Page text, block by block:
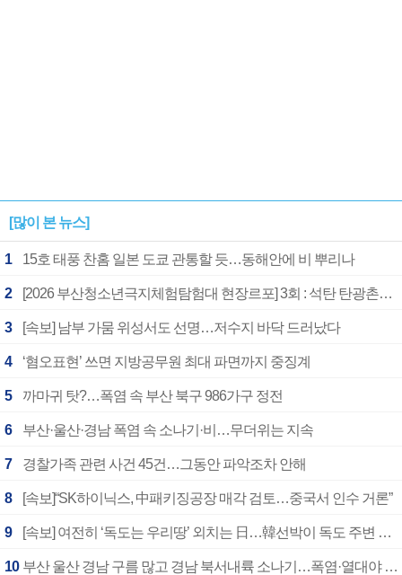
[많이 본 뉴스]
1 15호 태풍 찬홈 일본 도쿄 관통할 듯…동해안에 비 뿌리나
2 [2026 부산청소년극지체험탐험대 현장르포] 3회 : 석탄 탄광촌에서 북극 연구의 중심지로
3 [속보] 남부 가뭄 위성서도 선명…저수지 바닥 드러났다
4 ‘혐오표현’ 쓰면 지방공무원 최대 파면까지 중징계
5 까마귀 탓?…폭염 속 부산 북구 986가구 정전
6 부산·울산·경남 폭염 속 소나기·비…무더위는 지속
7 경찰가족 관련 사건 45건…그동안 파악조차 안해
8 [속보]“SK하이닉스, 中패키징공장 매각 검토…중국서 인수 거론”
9 [속보] 여전히 ‘독도는 우리땅’ 외치는 日…韓선박이 독도 주변 해양조사 활동하자 반발
10 부산 울산 경남 구름 많고 경남 북서내륙 소나기…폭염·열대야 계속